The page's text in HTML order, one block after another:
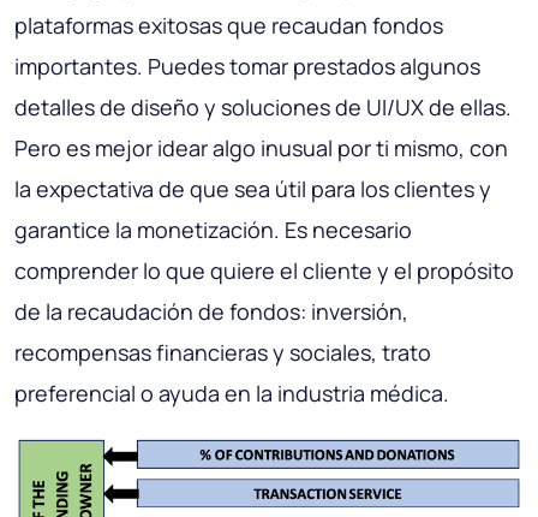
plataformas exitosas que recaudan fondos
importantes. Puedes tomar prestados algunos
detalles de diseño y soluciones de UI/UX de ellas.
Pero es mejor idear algo inusual por ti mismo, con
la expectativa de que sea útil para los clientes y
garantice la monetización. Es necesario
comprender lo que quiere el cliente y el propósito
de la recaudación de fondos: inversión,
recompensas financieras y sociales, trato
preferencial o ayuda en la industria médica.